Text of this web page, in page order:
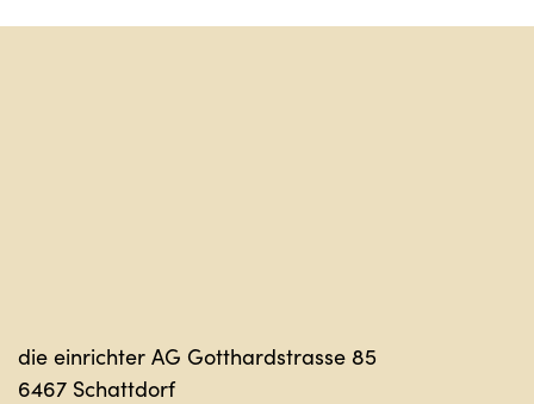
die einrichter AG Gotthardstrasse 85
6467 Schattdorf